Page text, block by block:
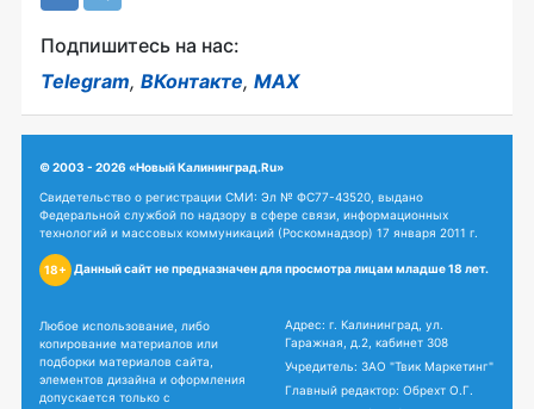
Подпишитесь на нас:
Telegram, ВКонтакте, MAX
© 2003 - 2026 «Новый Калининград.Ru»
Свидетельство о регистрации СМИ: Эл № ФС77-43520, выдано
Федеральной службой по надзору в сфере связи, информационных
технологий и массовых коммуникаций (Роскомнадзор) 17 января 2011 г.
18+ Данный сайт не предназначен для просмотра лицам младше 18 лет.
Любое использование, либо
копирование материалов или
подборки материалов сайта,
элементов дизайна и оформления
допускается только с
Адрес: г. Калининград, ул.
Гаражная, д.2, кабинет 308
Учредитель: ЗАО "Твик Маркетинг"
Главный редактор: Обрехт О.Г.